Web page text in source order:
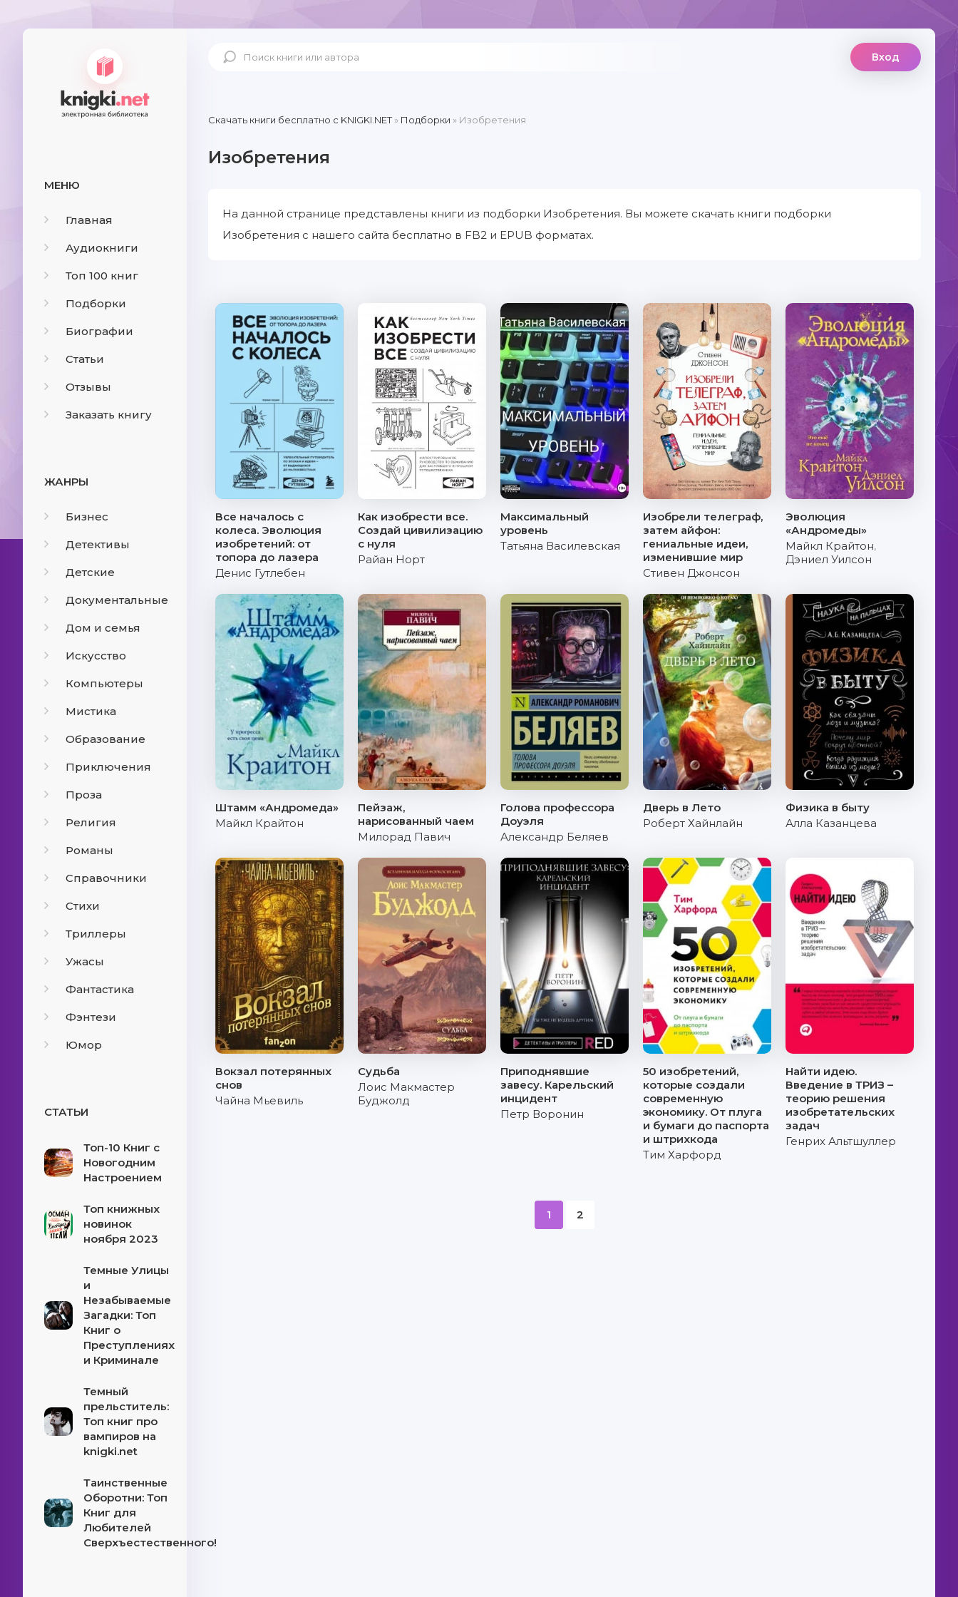
МЕНЮ
Главная
Аудиокниги
Топ 100 книг
Подборки
Биографии
Статьи
Отзывы
Заказать книгу
ЖАНРЫ
Бизнес
Детективы
Детские
Документальные
Дом и семья
Искусство
Компьютеры
Мистика
Образование
Приключения
Проза
Религия
Романы
Справочники
Стихи
Триллеры
Ужасы
Фантастика
Фэнтези
Юмор
СТАТЬИ
Топ-10 Книг с
Новогодним
Настроением
Топ книжных
новинок
ноября 2023
Темные Улицы
и
Незабываемые
Загадки: Топ
Книг о
Преступлениях
и Криминале
Темный
прельститель:
Топ книг про
вампиров на
knigki.net
Таинственные
Оборотни: Топ
Книг для
Любителей
Сверхъестественного!
Вход
Скачать книги бесплатно c KNIGKI.NET» Подборки » Изобретения
Изобретения
На данной странице представлены книги из подборки Изобретения. Вы можете скачать книги подборки
Изобретения с нашего сайта бесплатно в FB2 и EPUB форматах.
Все началось с
колеса. Эволюция
изобретений: от
топора до лазера
Денис Гутлебен
Как изобрести все.
Создай цивилизацию
с нуля
Райан Норт
Максимальный
уровень
Татьяна Василевская
Изобрели телеграф,
затем айфон:
гениальные идеи,
изменившие мир
Стивен Джонсон
Эволюция
«Андромеды»
Майкл Крайтон,
Дэниел Уилсон
Штамм «Андромеда»
Майкл Крайтон
Пейзаж,
нарисованный чаем
Милорад Павич
Голова профессора
Доуэля
Александр Беляев
Дверь в Лето
Роберт Хайнлайн
Физика в быту
Алла Казанцева
Вокзал потерянных
снов
Чайна Мьевиль
Судьба
Лоис Макмастер
Буджолд
Приподнявшие
завесу. Карельский
инцидент
Петр Воронин
50 изобретений,
которые создали
современную
экономику. От плуга
и бумаги до паспорта
и штрихкода
Тим Харфорд
Найти идею.
Введение в ТРИЗ –
теорию решения
изобретательских
задач
Генрих Альтшуллер
1 2